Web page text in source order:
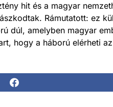
hit és a magyar
Rámutatott: ez
dúl, amelyben magyar
hogy a háború elérheti